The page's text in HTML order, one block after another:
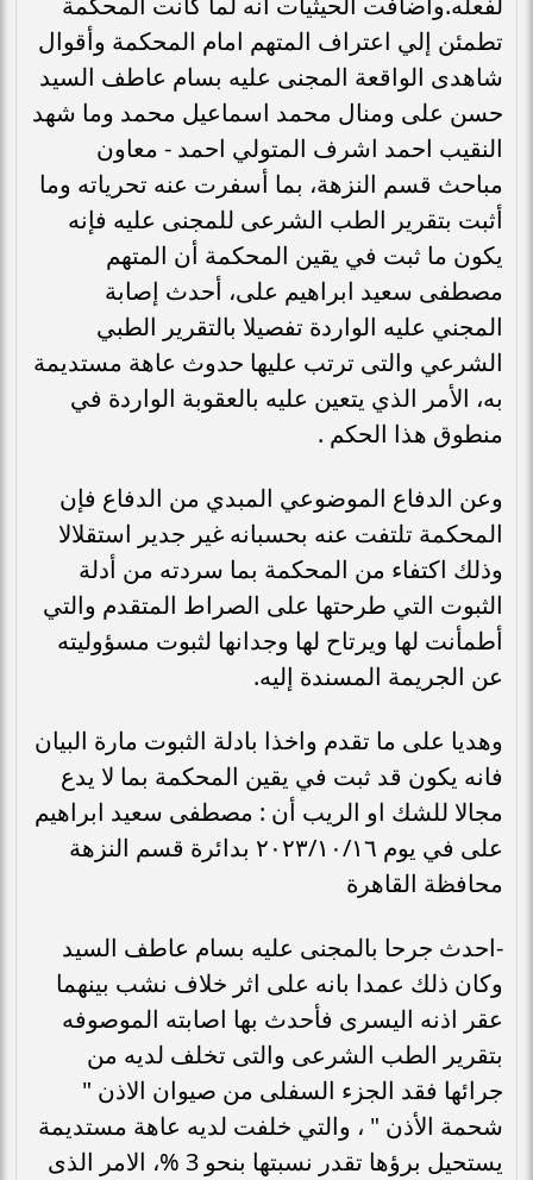
تطمئن إلي اعتراف المتهم امام المحكمة وأقوال
شاهدى الواقعة المجنى عليه بسام عاطف السيد
حسن على ومنال محمد اسماعيل محمد وما شهد
النقيب احمد اشرف المتولي احمد - معاون
مباحث قسم النزهة، بما أسفرت عنه تحرياته وما
أثبت بتقرير الطب الشرعى للمجنى عليه فإنه
يكون ما ثبت في يقين المحكمة أن المتهم
مصطفى سعيد ابراهيم على، أحدث إصابة
المجني عليه الواردة تفصيلا بالتقرير الطبي
الشرعي والتى ترتب عليها حدوث عاهة مستديمة
به، الأمر الذي يتعين عليه بالعقوبة الواردة في
منطوق هذا الحكم .
وعن الدفاع الموضوعي المبدي من الدفاع فإن
المحكمة تلتفت عنه بحسبانه غير جدير استقلالا
وذلك اكتفاء من المحكمة بما سردته من أدلة
الثبوت التي طرحتها على الصراط المتقدم والتي
أطمأنت لها ويرتاح لها وجدانها لثبوت مسؤوليته
عن الجريمة المسندة إليه.
وهديا على ما تقدم واخذا بادلة الثبوت مارة البيان
فانه يكون قد ثبت في يقين المحكمة بما لا يدع
مجالا للشك او الريب أن : مصطفى سعيد ابراهيم
على في يوم ٢٠٢٣/١٠/١٦ بدائرة قسم النزهة
محافظة القاهرة
-احدث جرحا بالمجنى عليه بسام عاطف السيد
وكان ذلك عمدا بانه على اثر خلاف نشب بينهما
عقر اذنه اليسرى فأحدث بها اصابته الموصوفه
بتقرير الطب الشرعى والتى تخلف لديه من
جرائها فقد الجزء السفلى من صيوان الاذن "
شحمة الأذن " ، والتي خلفت لديه عاهة مستديمة
يستحيل برؤها تقدر نسبتها بنحو 3 %، الامر الذى